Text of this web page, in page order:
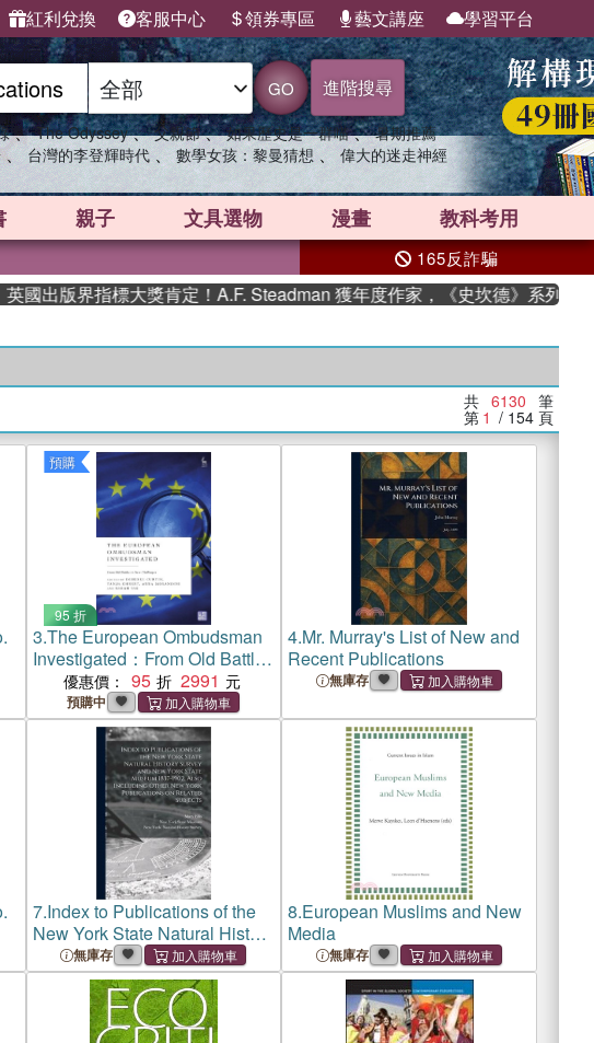
紅利兌換 客服中心 領券專區 藝文講座 學習平台
GO 進階搜尋
、 The Odyssey 、 父親節 、 如果歷史是一群喵 、 暑期推薦
、 台灣的李登輝時代 、 數學女孩：黎曼猜想 、 偉大的迷走神經
親子 文具選物 漫畫 教科考用
165反詐騙
指標大獎肯定！A.F. Steadman 獲年度作家，《史坎德》系列帶你踏上熱血
共 6130 筆
第 1 / 154 頁
預購
95 折
3.The European Ombudsman
Investigated：From Old Battles
to New Challenges
優惠價： 95 2991
預購中
4.Mr. Murray's List of New and
Recent Publications
無庫存
7.Index to Publications of the
New York State Natural History
Survey and New York State
Museum 1837-1902, Also
Including Other New York
Publications on
無庫存
8.European Muslims and New
Media
無庫存